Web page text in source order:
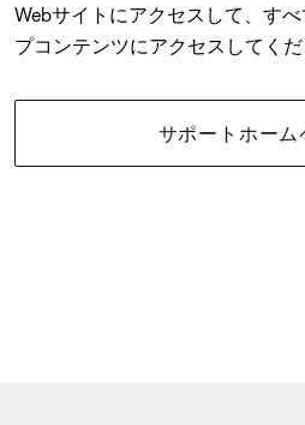
Webサイトにアクセスして、す
プコンテンツにアクセスしてくだ
サポートホーム